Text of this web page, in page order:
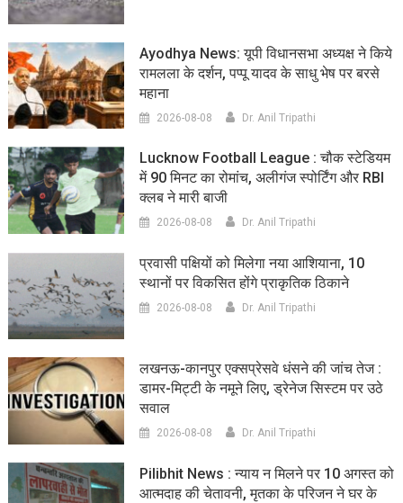
Ayodhya News: यूपी विधानसभा अध्यक्ष ने किये
रामलला के दर्शन, पप्पू यादव के साधु भेष पर बरसे
महाना
2026-08-08 Dr. Anil Tripathi
Lucknow Football League : चौक स्टेडियम
में 90 मिनट का रोमांच, अलीगंज स्पोर्टिंग और RBI
क्लब ने मारी बाजी
2026-08-08 Dr. Anil Tripathi
प्रवासी पक्षियों को मिलेगा नया आशियाना, 10
स्थानों पर विकसित होंगे प्राकृतिक ठिकाने
2026-08-08 Dr. Anil Tripathi
लखनऊ-कानपुर एक्सप्रेसवे धंसने की जांच तेज :
डामर-मिट्टी के नमूने लिए, ड्रेनेज सिस्टम पर उठे
सवाल
2026-08-08 Dr. Anil Tripathi
Pilibhit News : न्याय न मिलने पर 10 अगस्त को
आत्मदाह की चेतावनी, मृतका के परिजन ने घर के